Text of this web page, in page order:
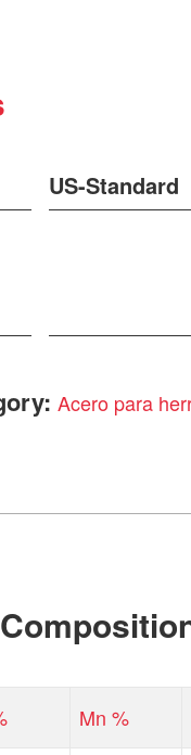
US-Standard
Acero para
Mn %